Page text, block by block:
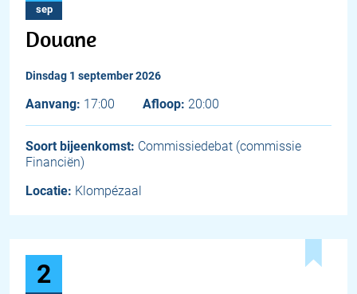
sep
Douane
dinsdag 1 september 2026
Aanvang: 17:00 Afloop: 20:00
Soort bijeenkomst: Commissiedebat (commissie
Financiën)
Locatie: Klompézaal
2